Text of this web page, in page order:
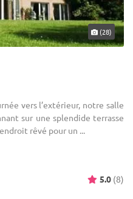
(28)
vers l’extérieur, notre salle
sur une splendide terrasse
rêvé pour un ...
5.0 (8)